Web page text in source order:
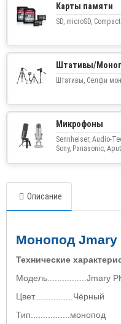
Карты памяти
SD, microSD,
Штативы/
Штативы, Селфи
Микрофоны
Sennheiser, Audio-
Sony, Panasonic,
Описание
Монопод Jmary
Технические
Модель................Jmary
Цвет................Чёрный
Тип................монопод